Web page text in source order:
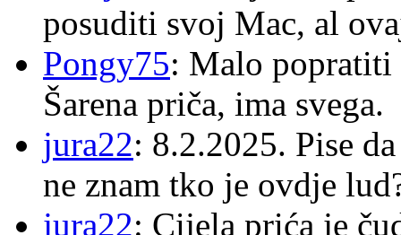
posuditi svoj Mac, al
Pongy75: Malo popratiti
Šarena priča, ima svega.
jura22: 8.2.2025. Pise
ne znam tko je ovdje
jura22: Cijela prića je